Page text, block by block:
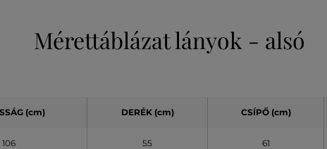
Mérettáblázat lányok - alsó
(cm) DERÉK (cm) CSÍPŐ (cm)
106 55 61